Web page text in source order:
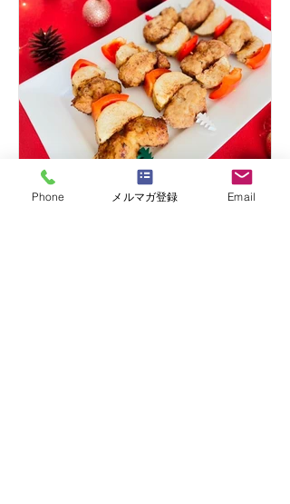
Phone メルマガ登録 Email